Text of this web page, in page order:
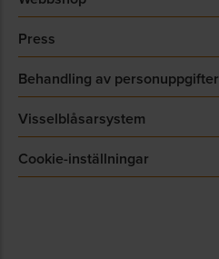
Press
Behandling av personuppgifter
Visselblåsarsystem
Cookie-inställningar